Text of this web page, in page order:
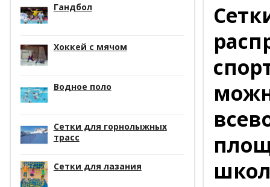
Гандбол
Хоккей с мячом
Водное поло
Сетки для горнолыжных
трасс
Сетки для лазания